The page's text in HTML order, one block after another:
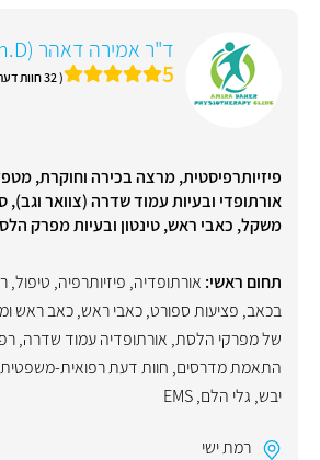
ד"ר אמירה דאהר (Ph.D)
5 ( 32 חוות דעת )
פיזיותרפיסטית, מרצה בכירה וחוקרת,
אורתופדי ובעיות עמוד שדרה (צוואר וגב),
משקל, כאבי ראש, טינטון ובעיות מפרק
תחום ראשי: אורתופדיה, פיזיותרפיה, טיפול,
בכאב, פציעות ספורט,כאבי ראש,כאב ראש
של מפרקי הלסת, אורתופדיה עמוד שדרה,
התאמת מדרסים, חוות דעת רפואית-משפטית
יבש, גלי הלם,
EMS
רמת ישי